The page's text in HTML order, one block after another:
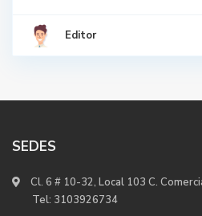
Editor
SEDES
Cl. 6 # 10-32, Local 103 C.
Tel: 3103926734